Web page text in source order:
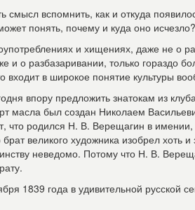
смысл вспомнить, как и откуда
понять, почему и куда оно исчезло?
и хищениях, даже не о
и о разбазаривании, только гораздо
входит в широкое понятие культуры
впору предложить знатокам из
масла был создан Николаем
что родился Н. В. Верещагин в
великого художника изобрел хоть
неведомо. Потому что Н. В.
1839 года в удивительной русской